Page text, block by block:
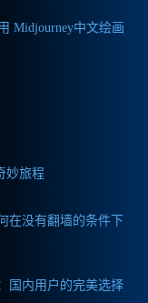
Midjourney中文绘画
妙旅程
在没有翻墙的条件下
国内用户的完美选择